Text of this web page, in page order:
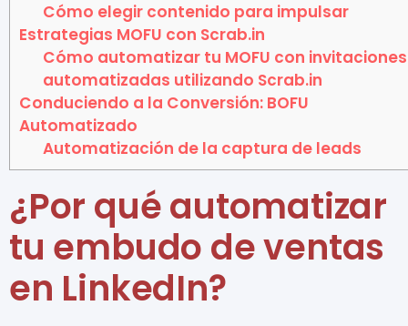
Cómo elegir contenido para impulsar
Estrategias MOFU con Scrab.in
Cómo automatizar tu MOFU con invitaciones
automatizadas utilizando Scrab.in
Conduciendo a la Conversión: BOFU
Automatizado
Automatización de la captura de leads
¿Por qué automatizar
tu embudo de ventas
en LinkedIn?